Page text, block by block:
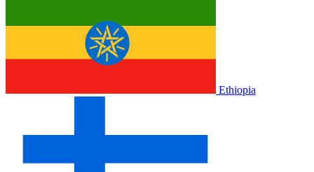
Ethiopia